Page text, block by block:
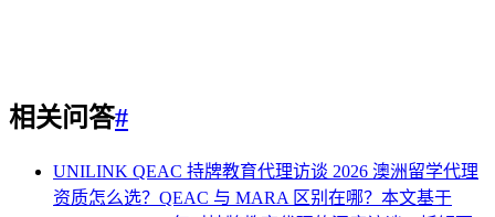
相关问答#
UNILINK QEAC 持牌教育代理访谈 2026 澳洲留学代理
资质怎么选？QEAC 与 MARA 区别在哪？本文基于